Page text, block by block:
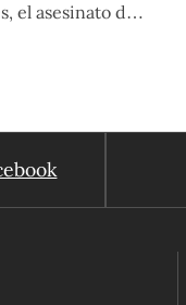
el asesinato del
y su trágico final,